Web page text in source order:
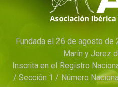
Fundada el 26 de agosto de
Marín y Jerez
Inscrita en el Registro
/ Sección 1 / Número